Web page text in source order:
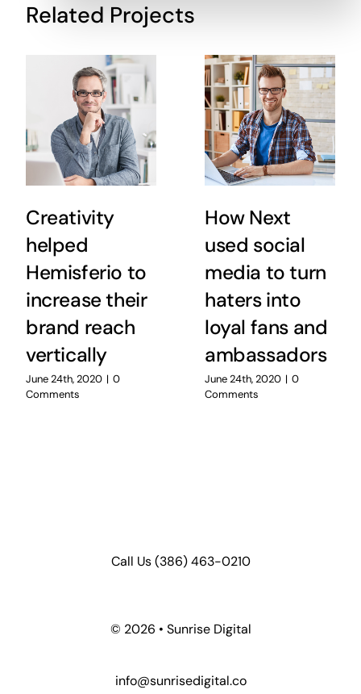
Related Projects
Creativity
helped
Hemisferio to
increase their
brand reach
vertically
June 24th, 2020 | 0
Comments
How Next
used social
media to turn
haters into
loyal fans and
ambassadors
June 24th, 2020 | 0
Comments
Call Us(386) 463-0210
© 2026 • Sunrise Digital
info@sunrisedigital.co